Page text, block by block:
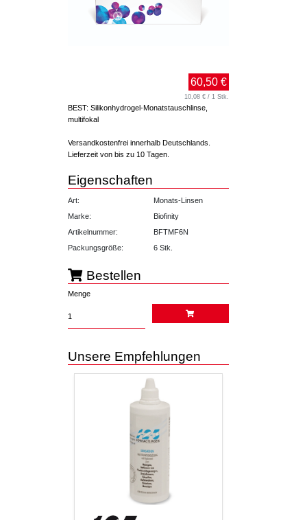
60,50 €
10,08 € / 1 Stk.
BEST: Silikonhydrogel-Monatstauschlinse,
multifokal
Versandkostenfrei innerhalb Deutschlands.
Lieferzeit von bis zu 10 Tagen.
Eigenschaften
Art:
Monats-Linsen
Marke:
Biofinity
Artikelnummer:
BFTMF6N
Packungsgröße:
6 Stk.
Bestellen
Menge
Unsere Empfehlungen